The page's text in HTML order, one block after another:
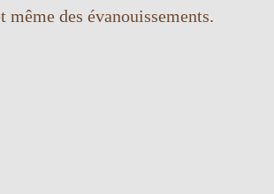
même des évanouissements.